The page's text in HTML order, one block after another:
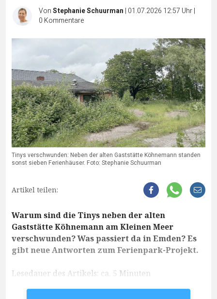
VonStephanie Schuurman | 01.07.2026 12:57 Uhr|
0 Kommentare
Tinys verschwunden: Neben der alten Gaststätte Köhnemann standen
sonst sieben Ferienhäuser. Foto: Stephanie Schuurman
Artikel teilen:
Warum sind die Tinys neben der alten
Gaststätte Köhnemann am Kleinen Meer
verschwunden? Was passiert da in Emden? Es
gibt neue Antworten zum Ferienpark-Projekt.
Lesedauer des Artikels: ca. 5 Minuten